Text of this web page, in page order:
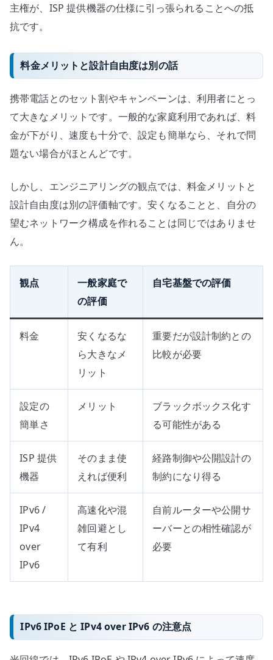
主権が、ISP 提供機器の仕様に引っ張られることへの抵
抗です。
料金メリットと設計自由度は別の話
携帯電話とのセット割やキャンペーンは、利用者にとっ
て大きなメリットです。一般的な家庭利用であれば、料
金が下がり、速度も十分で、設定も簡単なら、それで問
題ない場合がほとんどです。
しかし、エンジニアリングの観点では、料金メリットと
設計自由度は別の評価軸です。安くなることと、自分の
望むネットワーク構成を作れることは同じではありませ
ん。
観点
一般家庭で
の評価
自宅基盤での評価
料金
安くなるな
ら大きなメ
リット
重要だが設計制約との
比較が必要
設定の
簡単さ
メリット
ブラックボックス化す
る可能性がある
ISP 提供
機器
そのまま使
えれば便利
経路制御や公開設計の
制約になり得る
IPv6 /
IPv4
over
IPv6
高速化や混
雑回避とし
て有利
自前ルーターや公開サ
ーバーとの相性確認が
必要
IPv6 IPoE と IPv4 over IPv6 の注意点